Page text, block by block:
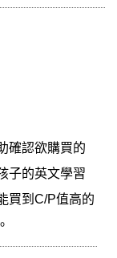
確認欲購買的
子的英文學習
買到C/P值高的